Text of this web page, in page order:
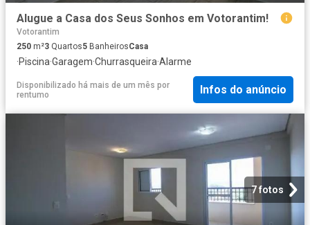
Alugue a Casa dos Seus Sonhos em Votorantim!
Votorantim
250 m²3 Quartos5 BanheirosCasa
·Piscina·Garagem·Churrasqueira·Alarme
Disponibilizado há mais de um mês por
rentumo
Infos do anúncio
7 fotos